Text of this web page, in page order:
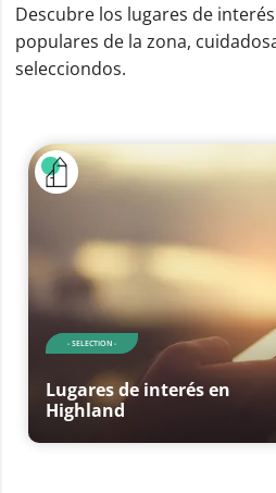
Descubre los lugares de
populares de la zona,
selecciondos.
- SELECTION -
Lugares de interés en
Highland